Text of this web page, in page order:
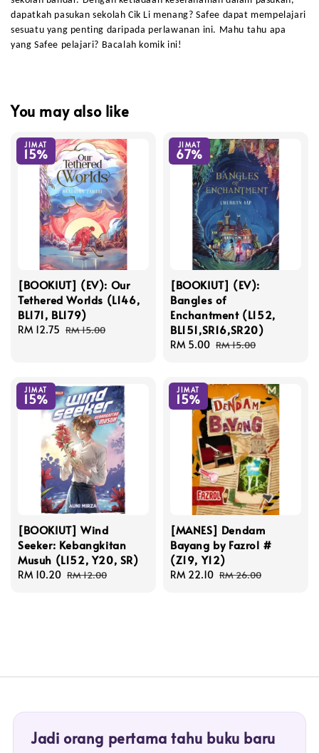
dapatkah pasukan sekolah Cik Li menang? Safee dapat mempelajari
sesuatu yang penting daripada perlawanan ini. Mahu tahu apa
yang Safee pelajari? Bacalah komik ini!
You may also like
JIMAT
15%
[BOOKIUT] (EV): Our
Tethered Worlds (L146,
BL171, BL179)
Sale
RM 12.75 Regular
RM 15.00
JIMAT
67%
[BOOKIUT] (EV):
Bangles of
Enchantment (L152,
BL151,SR16,SR20)
Sale
RM 5.00 Regular
RM 15.00
JIMAT
15%
[BOOKIUT] Wind
Seeker: Kebangkitan
Musuh (L152, Y20, SR)
Sale
RM 10.20 Regular
RM 12.00
JIMAT
15%
[MANES] Dendam
Bayang by Fazrol #
(Z19, Y12)
Sale
RM 22.10 Regular
RM 26.00
Jadi orang pertama tahu buku baru